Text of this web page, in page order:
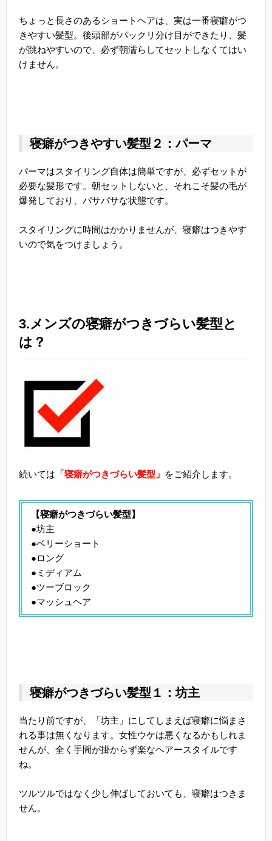
ちょっと長さのあるショートヘアは、実は一番寝癖がつ
きやすい髪型。後頭部がパックリ分け目ができたり、髪
が跳ねやすいので、必ず朝濡らしてセットしなくてはい
けません。
寝癖がつきやすい髪型２：パーマ
パーマはスタイリング自体は簡単ですが、必ずセットが
必要な髪形です。朝セットしないと、それこそ髪の毛が
爆発しており、パサパサな状態です。
スタイリングに時間はかかりませんが、寝癖はつきやす
いので気をつけましょう。
3.メンズの寝癖がつきづらい髪型と
は？
続いては 「寝癖がつきづらい髪型」 をご紹介します。
【寝癖がつきづらい髪型】
●坊主
●ベリーショート
●ロング
●ミディアム
●ツーブロック
●マッシュヘア
寝癖がつきづらい髪型１：坊主
当たり前ですが、「坊主」にしてしまえば寝癖に悩まさ
れる事は無くなります。女性ウケは悪くなるかもしれま
せんが、全く手間が掛からず楽なヘアースタイルです
ね。
ツルツルではなく少し伸ばしておいても、寝癖はつきま
せん。